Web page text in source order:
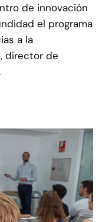
de innovación
el programa
a la
director de